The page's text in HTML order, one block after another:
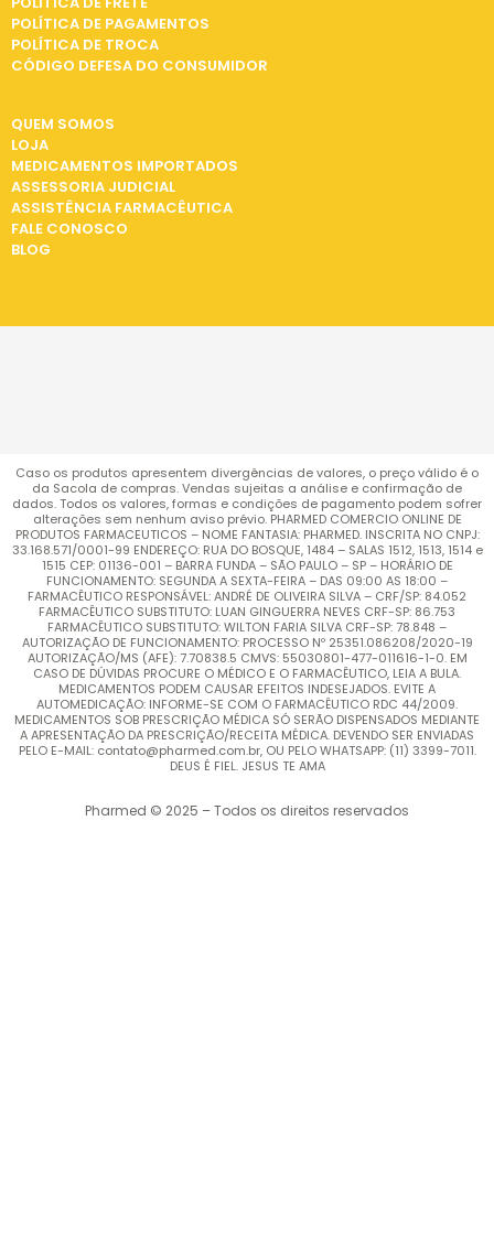
POLÍTICA DE PAGAMENTOS
POLÍTICA DE TROCA
CÓDIGO DEFESA DO CONSUMIDOR
QUEM SOMOS
LOJA
MEDICAMENTOS IMPORTADOS
ASSESSORIA JUDICIAL
ASSISTÊNCIA FARMACÊUTICA
FALE CONOSCO
BLOG
Caso os produtos apresentem divergências de valores, o preço válido é o
da Sacola de compras. Vendas sujeitas a análise e confirmação de
dados. Todos os valores, formas e condições de pagamento podem sofrer
alterações sem nenhum aviso prévio. PHARMED COMERCIO ONLINE DE
PRODUTOS FARMACEUTICOS – NOME FANTASIA: PHARMED. INSCRITA NO CNPJ:
33.168.571/0001-99 ENDEREÇO: RUA DO BOSQUE, 1484 – SALAS 1512, 1513, 1514 e
1515 CEP: 01136-001 – BARRA FUNDA – SÃO PAULO – SP – HORÁRIO DE
FUNCIONAMENTO: SEGUNDA A SEXTA-FEIRA – DAS 09:00 AS 18:00 –
FARMACÊUTICO RESPONSÁVEL: ANDRÉ DE OLIVEIRA SILVA – CRF/SP: 84.052
FARMACÊUTICO SUBSTITUTO: LUAN GINGUERRA NEVES CRF-SP: 86.753
FARMACÊUTICO SUBSTITUTO: WILTON FARIA SILVA CRF-SP: 78.848 –
AUTORIZAÇÃO DE FUNCIONAMENTO: PROCESSO Nº 25351.086208/2020-19
AUTORIZAÇÃO/MS (AFE): 7.70838.5 CMVS: 55030801-477-011616-1-0. EM
CASO DE DÚVIDAS PROCURE O MÉDICO E O FARMACÊUTICO, LEIA A BULA.
MEDICAMENTOS PODEM CAUSAR EFEITOS INDESEJADOS. EVITE A
AUTOMEDICAÇÃO: INFORME-SE COM O FARMACÊUTICO RDC 44/2009.
MEDICAMENTOS SOB PRESCRIÇÃO MÉDICA SÓ SERÃO DISPENSADOS MEDIANTE
A APRESENTAÇÃO DA PRESCRIÇÃO/RECEITA MÉDICA. DEVENDO SER ENVIADAS
PELO E-MAIL: contato@pharmed.com.br, OU PELO WHATSAPP: (11) 3399-7011.
DEUS É FIEL. JESUS TE AMA
Pharmed © 2025 – Todos os direitos reservados